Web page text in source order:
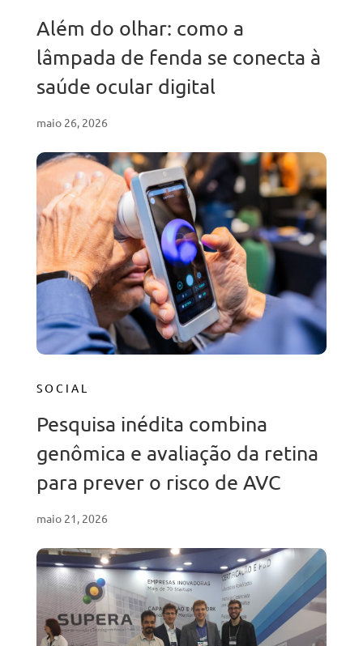
Além do olhar: como a
lâmpada de fenda se conecta à
saúde ocular digital
maio 26, 2026
Pesquisa inédita combina
genômica e avaliação da retina
para prever o risco de AVC
maio 21, 2026
SOCIAL